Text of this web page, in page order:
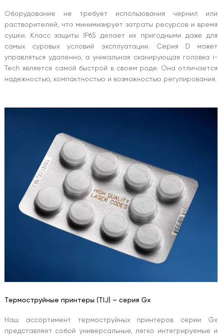
Оборудование не требует использования чернил или
растворителей, что минимизирует затраты ресурсов и время
сушки. Класс защиты IP65 делает их пригодными даже для
самых суровых условий эксплуатации. Серия D может
управляться удаленно, а уникальная сканирующая головка i-
Tech является самой быстрой в своем роде. Она отличается
надежностью, компактностью и возможностью регулирования.
Термоструйные принтеры (TIJ) – серия Gx
Наш ассортимент термоструйных принтеров серии Gx
представляет собой универсальные, легко интегрируемые и